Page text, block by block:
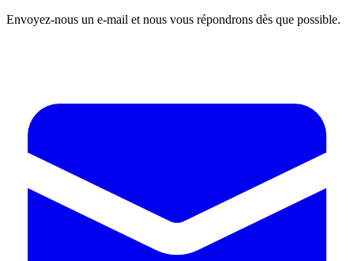
Envoyez-nous un e-mail et nous vous répondrons dès que possible.